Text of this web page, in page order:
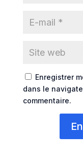
Enregistrer
dans le
commentaire.